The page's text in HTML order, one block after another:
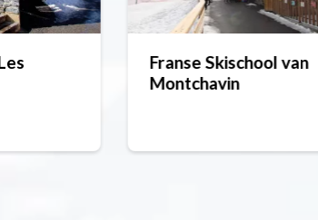
Franse Skischool van
Montchavin